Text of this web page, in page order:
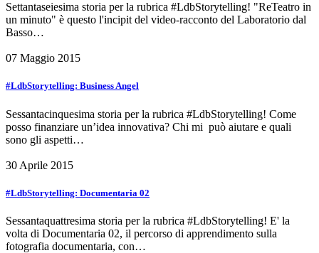
Settantaseiesima storia per la rubrica #LdbStorytelling! "ReTeatro in
un minuto" è questo l'incipit del video-racconto del Laboratorio dal
Basso…
07 Maggio 2015
#LdbStorytelling: Business Angel
Sessantacinquesima storia per la rubrica #LdbStorytelling! Come
posso finanziare un’idea innovativa? Chi mi può aiutare e quali
sono gli aspetti…
30 Aprile 2015
#LdbStorytelling: Documentaria 02
Sessantaquattresima storia per la rubrica #LdbStorytelling! E' la
volta di Documentaria 02, il percorso di apprendimento sulla
fotografia documentaria, con…